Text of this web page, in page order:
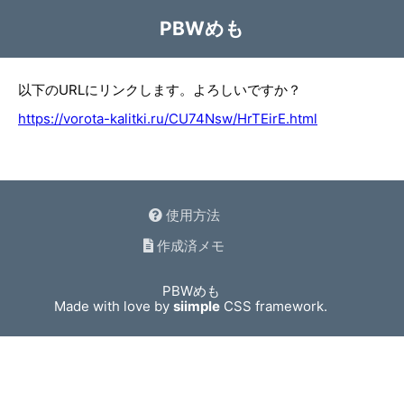
PBWめも
以下のURLにリンクします。よろしいですか？
https://vorota-kalitki.ru/CU74Nsw/HrTEirE.html
使用方法
作成済メモ
PBWめも
Made with love bysiimple CSS framework.